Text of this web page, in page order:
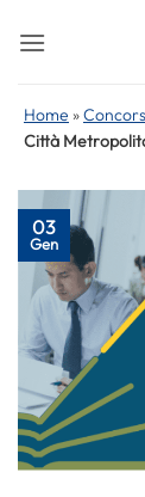
Home »
Città
03
Gen